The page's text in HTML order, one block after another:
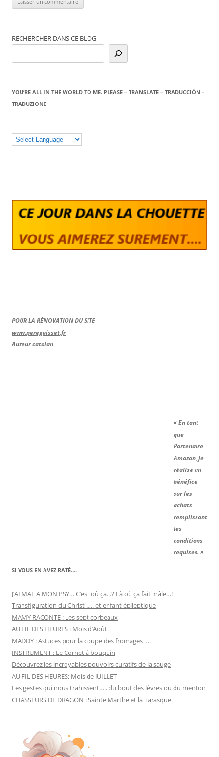
RECHERCHER DANS CE BLOG
YOU’RE ALL IN THE WORLD TO ME. PLEASE – TRANSLATE – TRADUCCIÓN –
TRADUZIONE
POUR LA RÉNOVATION DU SITE
www.pereguisset.fr
Auteur catalan
« En tant
que
Partenaire
Amazon, je
réalise un
bénéfice
sur les
achats
remplissant
les
conditions
requises. »
SI VOUS EN AVEZ RATÉ….
J’AI MAL A MON PSY… C’est où ça…? Là où ça fait mâle…!
Transfiguration du Christ ….. et enfant épileptique
MAMY RACONTE : Les sept corbeaux
AU FIL DES HEURES : Mois d’Août
MADDY : Astuces pour la coupe des fromages ….
INSTRUMENT : Le Cornet à bouquin
Découvrez les incroyables pouvoirs curatifs de la sauge
AU FIL DES HEURES: Mois de JUILLET
Les gestes qui nous trahissent….. du bout des lèvres ou du menton
CHASSEURS DE DRAGON : Sainte Marthe et la Tarasque